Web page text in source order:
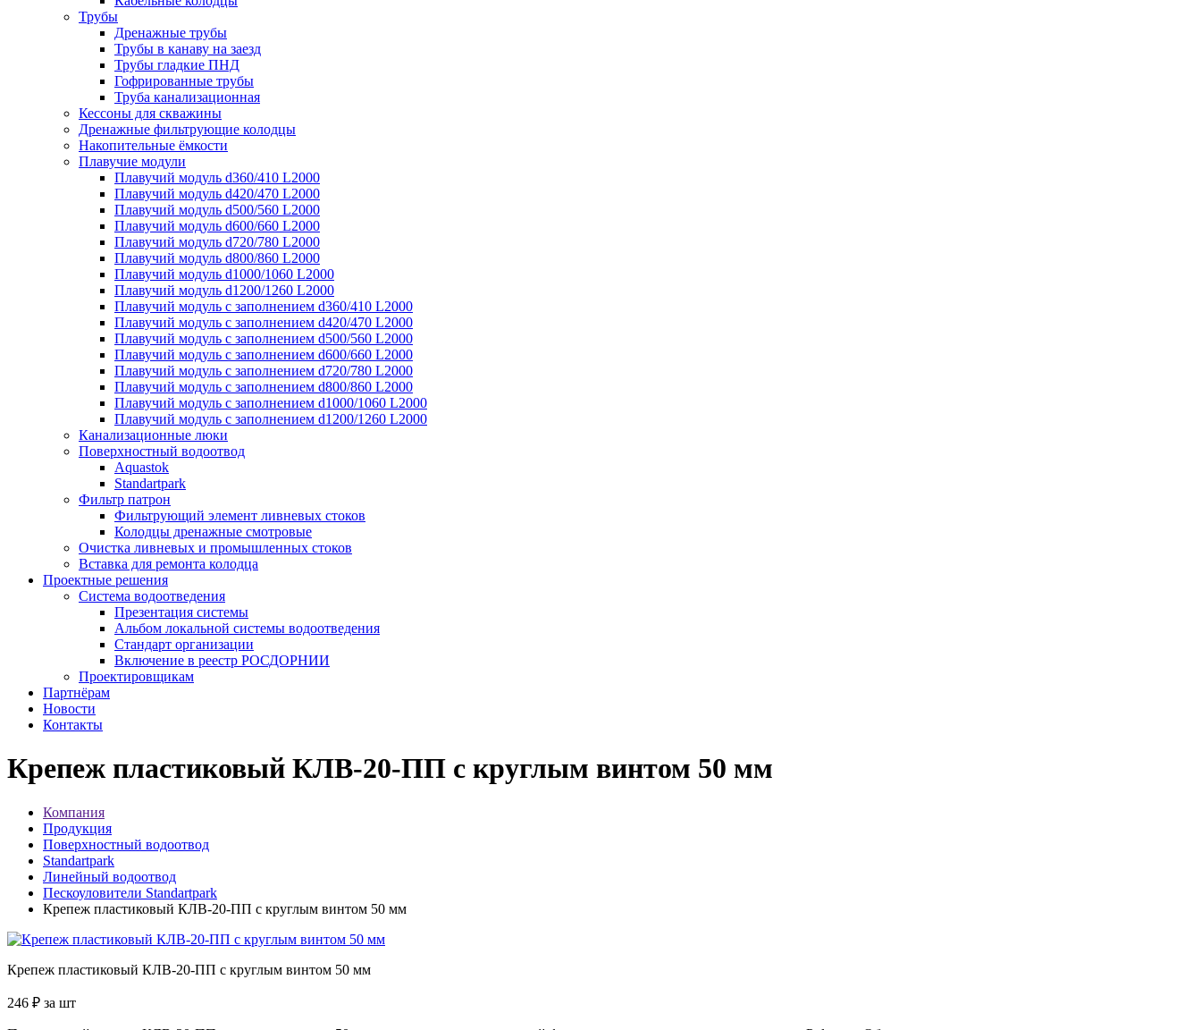
Трубы
Дренажные трубы
Трубы в канаву на заезд
Трубы гладкие ПНД
Гофрированные трубы
Труба канализационная
Кессоны для скважины
Дренажные фильтрующие колодцы
Накопительные ёмкости
Плавучие модули
Плавучий модуль d360/410 L2000
Плавучий модуль d420/470 L2000
Плавучий модуль d500/560 L2000
Плавучий модуль d600/660 L2000
Плавучий модуль d720/780 L2000
Плавучий модуль d800/860 L2000
Плавучий модуль d1000/1060 L2000
Плавучий модуль d1200/1260 L2000
Плавучий модуль с заполнением d360/410 L2000
Плавучий модуль с заполнением d420/470 L2000
Плавучий модуль с заполнением d500/560 L2000
Плавучий модуль с заполнением d600/660 L2000
Плавучий модуль с заполнением d720/780 L2000
Плавучий модуль с заполнением d800/860 L2000
Плавучий модуль с заполнением d1000/1060 L2000
Плавучий модуль с заполнением d1200/1260 L2000
Канализационные люки
Поверхностный водоотвод
Aquastok
Standartpark
Фильтр патрон
Фильтрующий элемент ливневых стоков
Колодцы дренажные смотровые
Очистка ливневых и промышленных стоков
Вставка для ремонта колодца
Проектные решения
Система водоотведения
Презентация системы
Альбом локальной системы водоотведения
Стандарт организации
Включение в реестр РОСДОРНИИ
Проектировщикам
Партнёрам
Новости
Контакты
Крепеж пластиковый КЛВ-20-ПП с круглым винтом 50 мм
Компания
Продукция
Поверхностный водоотвод
Standartpark
Линейный водоотвод
Пескоуловители Standartpark
Крепеж пластиковый КЛВ-20-ПП с круглым винтом 50 мм
Крепеж пластиковый КЛВ-20-ПП с круглым винтом 50 мм
246 ₽ за шт